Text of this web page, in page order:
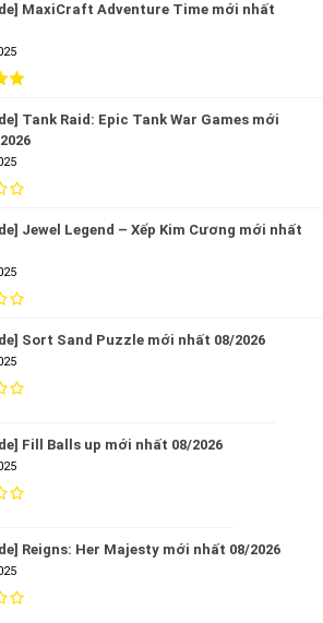
MaxiCraft Adventure Time mới nhất
Tank Raid: Epic Tank War Games mới
Jewel Legend – Xếp Kim Cương mới nhất
Sort Sand Puzzle mới nhất 08/2026
Fill Balls up mới nhất 08/2026
Reigns: Her Majesty mới nhất 08/2026